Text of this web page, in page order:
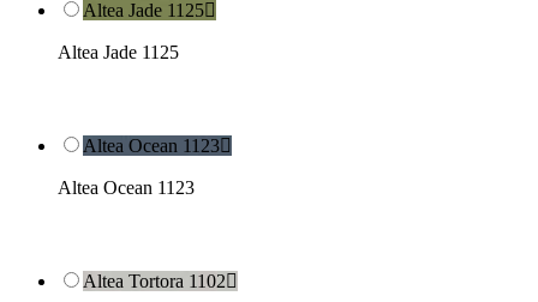
Altea Jade 1125
Altea Jade 1125
Altea Ocean 1123
Altea Ocean 1123
Altea Tortora 1102